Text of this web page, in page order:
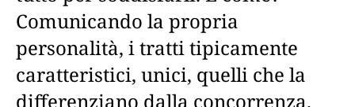
Comunicando la propria
personalità, i tratti tipicamente
caratteristici, unici, quelli che la
differenziano dalla concorrenza.